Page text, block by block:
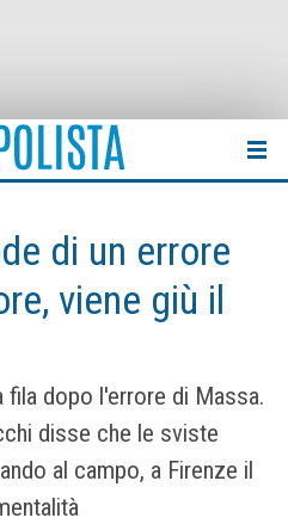
di un errore
viene giù il
fila dopo l'errore di Massa.
disse che le sviste
al campo, a Firenze il